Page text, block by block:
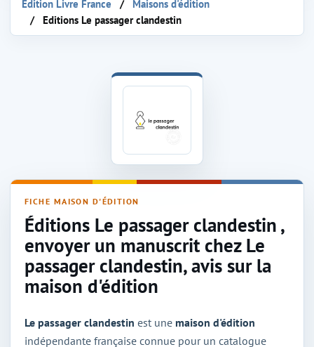
Édition Livre France
Maisons d'édition
Editions Le passager clandestin
Maison d'édition Le passager clandestin
FICHE MAISON D'ÉDITION
Éditions Le passager clandestin ,
envoyer un manuscrit chez Le
passager clandestin, avis sur la
maison d'édition
Le passager clandestin est une maison d'édition
indépendante française connue pour un catalogue